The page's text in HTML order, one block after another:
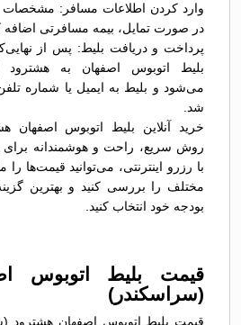
وارد کردن اطلاعات مسافر: مشخصات
در صورت تمایل، بیمه مسافرتی اضافه
پرداخت و دریافت بلیط: پس از
بلیط اتوبوس اصفهان به هشترود
می‌شود و بلیط به ایمیل یا شماره
شد.
خرید آنلاین بلیط اتوبوس اصفهان
روش سریع، راحت و هوشمندانه
با رزرو اینترنتی، می‌توانید قیمت‌ها را
مختلف را بررسی کنید و بهترین
بودجه خود انتخاب کنید.
قیمت بلیط اتوبوس
(سراسکندر)
قیمت بلیط اتوبوس اصفهان هشترود